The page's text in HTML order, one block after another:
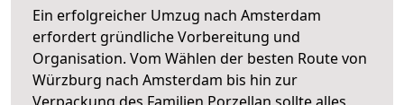
Ein erfolgreicher Umzug nach Amsterdam
erfordert gründliche Vorbereitung und
Organisation. Vom Wählen der besten Route von
Würzburg nach Amsterdam bis hin zur